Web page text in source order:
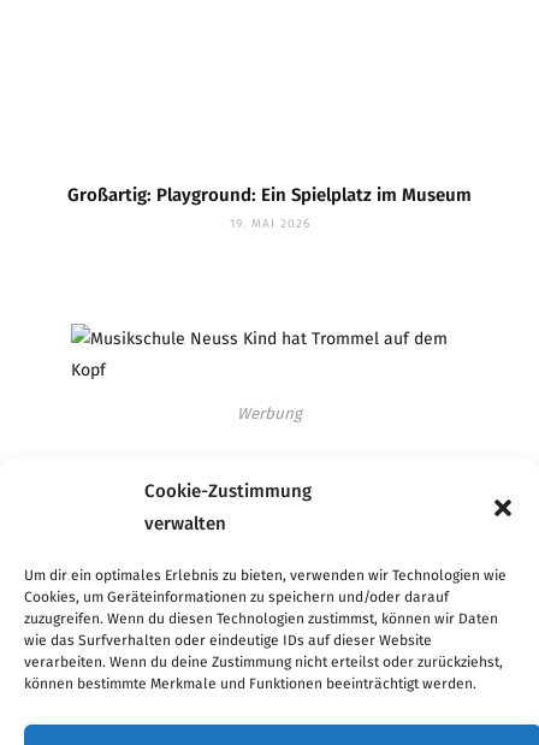
Cookie-Zustimmung
verwalten
Um dir ein optimales Erlebnis zu bieten, verwenden wir Technologien wie
Cookies, um Geräteinformationen zu speichern und/oder darauf
zuzugreifen. Wenn du diesen Technologien zustimmst, können wir Daten
wie das Surfverhalten oder eindeutige IDs auf dieser Website
verarbeiten. Wenn du deine Zustimmung nicht erteilst oder zurückziehst,
können bestimmte Merkmale und Funktionen beeinträchtigt werden.
Großartig: Playground: Ein Spielplatz im Museum
19. MAI 2026
Werbung
Werbung